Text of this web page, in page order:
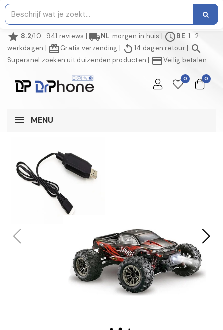
star 8.2/10 · 941 reviews | local_shippingNL: morgen in huis | scheduleBE: 1–2
werkdagen | redeemGratis verzending | replay 14 dagen retour| search
Supersnel zoeken uit duizenden producten | credit_cardVeilig betalen
0 0
MENU